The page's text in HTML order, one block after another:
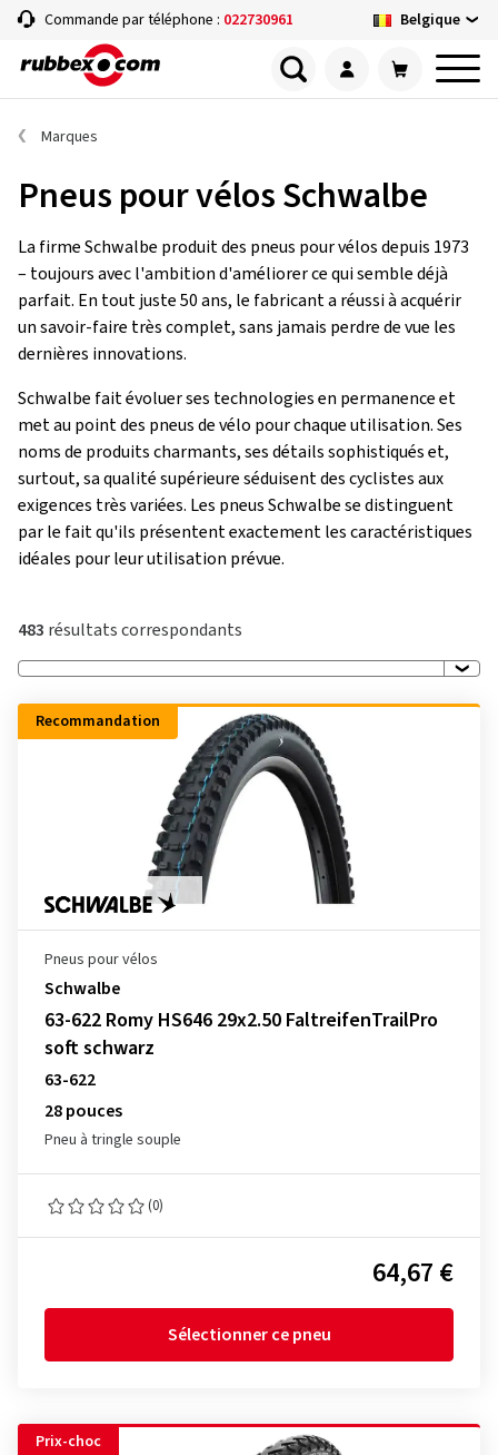
Commande par téléphone : 022730961 Belgique
Marques
Pneus pour vélos Schwalbe
La firme Schwalbe produit des pneus pour vélos depuis 1973
– toujours avec l'ambition d'améliorer ce qui semble déjà
parfait. En tout juste 50 ans, le fabricant a réussi à acquérir
un savoir-faire très complet, sans jamais perdre de vue les
dernières innovations.
Schwalbe fait évoluer ses technologies en permanence et
met au point des pneus de vélo pour chaque utilisation. Ses
noms de produits charmants, ses détails sophistiqués et,
surtout, sa qualité supérieure séduisent des cyclistes aux
exigences très variées. Les pneus Schwalbe se distinguent
par le fait qu'ils présentent exactement les caractéristiques
idéales pour leur utilisation prévue.
483 résultats correspondants
Recommandation
Pneus pour vélos
Schwalbe
63-622 Romy HS646 29x2.50 FaltreifenTrailPro
soft schwarz
63-622
28 pouces
Pneu à tringle souple
(0)
64,67 €
Sélectionner ce pneu
Prix-choc